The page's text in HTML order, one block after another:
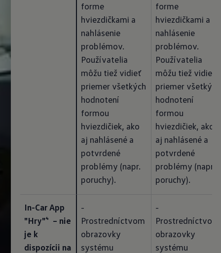
forme
hviezdičkami a
nahlásenie
problémov.
Používatelia
môžu tiež vidieť
priemer všetkých
hodnotení
formou
hviezdičiek, ako
aj nahlásené a
potvrdené
problémy (napr.
poruchy).
forme
hviezdičkami a
nahlásenie
problémov.
Používatelia
môžu tiež vidieť
priemer všetkých
hodnotení
formou
hviezdičiek, ako
aj nahlásené a
potvrdené
problémy (napr.
poruchy).
In-Car App
"Hry"⁴  – nie
je k
dispozícii na
-
Prostredníctvom
obrazovky
systému
-
Prostredníctvom
obrazovky
systému